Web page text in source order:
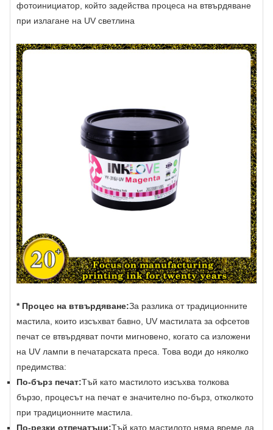
фотоинициатор, който задейства процеса на втвърдяване
при излагане на UV светлина
* Процес на втвърдяване:За разлика от традиционните
мастила, които изсъхват бавно, UV мастилата за офсетов
печат се втвърдяват почти мигновено, когато са изложени
на UV лампи в печатарската преса. Това води до няколко
предимства:
По-бърз печат:Тъй като мастилото изсъхва толкова
бързо, процесът на печат е значително по-бърз, отколкото
при традиционните мастила.
По-резки отпечатъци:Тъй като мастилото няма време да